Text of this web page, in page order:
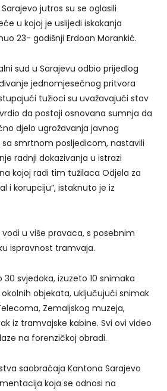
jutros su se oglasili
u kojoj je uslijedi iskakanja
23- godišnji Erdoan Morankić.
sud u Sarajevu odbio prijedlog
jednomjesečnog pritvora
tužioci su uvažavajući stav
da postoji osnovana sumnja da
djelo ugrožavanja javnog
smrtnom posljedicom, nastavili
radnji dokazivanja u istrazi
kojoj radi tim tužilaca Odjela za
i korupciju”, istaknuto je iz
u više pravaca, s posebnim
ispravnost tramvaja.
30 svjedoka, izuzeto 10 snimaka
objekata, uključujući snimak
Zemaljskog muzeja,
iz tramvajske kabine. Svi ovi video
na forenzičkoj obradi.
saobraćaja Kantona Sarajevo
koja se odnosi na